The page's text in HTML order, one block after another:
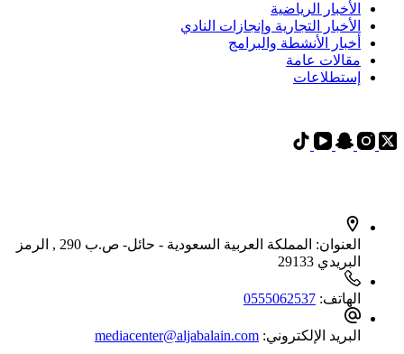
الأخبار الرياضية
الأخبار التجارية وإنجازات النادي
أخبار الأنشطة والبرامج
مقالات عامة
إستطلاعات
العنوان:
المملكة العربية السعودية - حائل- ص.ب 290 , الرمز
البريدي 29133
الهاتف: 0555062537‬
البريد الإلكتروني: mediacenter@aljabalain.com